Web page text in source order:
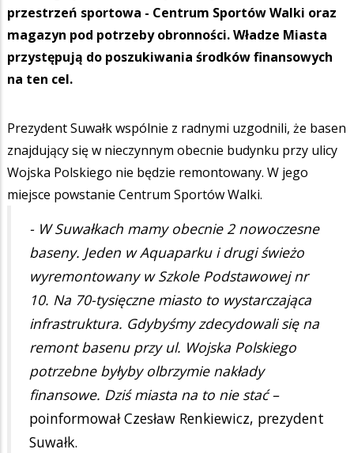
przestrzeń sportowa - Centrum Sportów Walki oraz
magazyn pod potrzeby obronności. Władze Miasta
przystępują do poszukiwania środków finansowych
na ten cel.
Prezydent Suwałk wspólnie z radnymi uzgodnili, że basen
znajdujący się w nieczynnym obecnie budynku przy ulicy
Wojska Polskiego nie będzie remontowany. W jego
miejsce powstanie Centrum Sportów Walki.
- W Suwałkach mamy obecnie 2 nowoczesne
baseny. Jeden w Aquaparku i drugi świeżo
wyremontowany w Szkole Podstawowej nr
10. Na 70-tysięczne miasto to wystarczająca
infrastruktura. Gdybyśmy zdecydowali się na
remont basenu przy ul. Wojska Polskiego
potrzebne byłyby olbrzymie nakłady
finansowe. Dziś miasta na to nie stać –
poinformował Czesław Renkiewicz, prezydent
Suwałk.